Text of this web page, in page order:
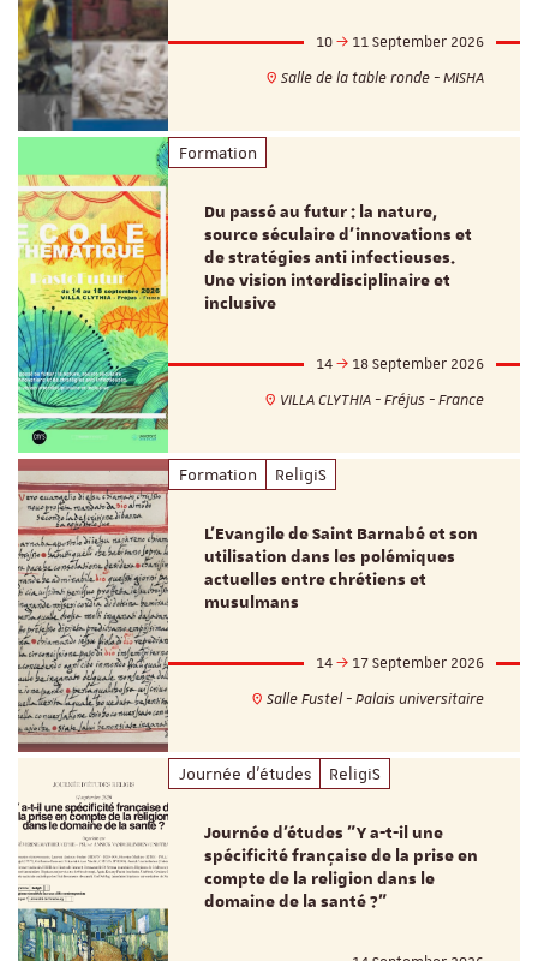
10
11 September 2026
Salle de la table ronde - MISHA
Formation
Du passé au futur : la nature,
source séculaire d’innovations et
de stratégies anti infectieuses.
Une vision interdisciplinaire et
inclusive
14
18 September 2026
VILLA CLYTHIA - Fréjus - France
Formation ReligiS
L’Evangile de Saint Barnabé et son
utilisation dans les polémiques
actuelles entre chrétiens et
musulmans
14
17 September 2026
Salle Fustel - Palais universitaire
Journée d'études ReligiS
Journée d’études "Y a-t-il une
spécificité française de la prise en
compte de la religion dans le
domaine de la santé ?"